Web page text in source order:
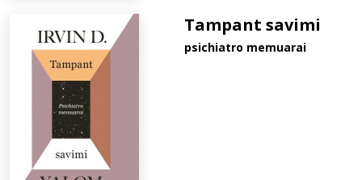
Tampant savimi
psichiatro memuarai